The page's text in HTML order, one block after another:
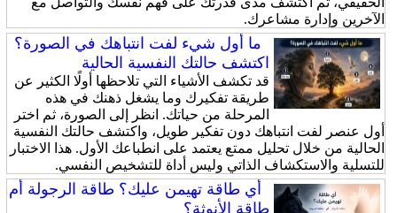
الآخرين وإدارة مشاعرك.
ما أول شيء لفت انتباهك في الصورة؟
اكتشف حالتك النفسية الحالية
قد تكشف الأشياء التي تلاحظها أولًا الكثير عن
طريقة تفكيرك وما يشغل ذهنك في هذه
المرحلة من حياتك. انظر إلى الصورة، ثم اختر
أول عنصر لفت انتباهك دون تفكير طويل، واكتشف حالتك النفسية
الحالية من خلال تحليل ممتع يعتمد على انطباعك الأول. هذا الاختبار
للتسلية والاستكشاف الذاتي وليس أداة للتشخيص النفسي.
أي طاقة تهيمن عليك؟ طاقة الرجولة أم
طاقة الأنوثة؟